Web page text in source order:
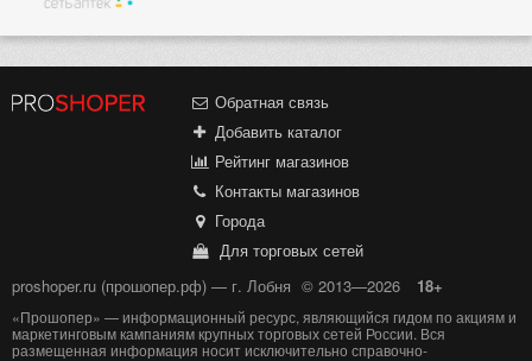
Обратная связь
Добавить каталог
Рейтинг магазинов
Контакты магазинов
Города
Для торговых сетей
proshoper.ru (прошопер.рф) — г. Лобня © 2013—2026 18+
«Прошопер» — информационный ресурс, являющийся гидом по акциям и
маркетинговым кампаниям крупных торговых сетей России. Вся
размещенная информация носит исключительно справочно-